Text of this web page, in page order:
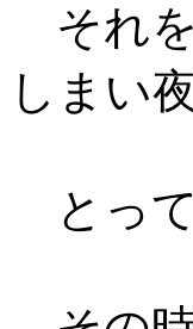
それを
しまい
とっ